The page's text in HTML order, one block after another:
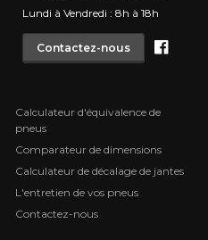
Lundi à Vendredi : 8h à 18h
Contactez-nous
Calculateur d'équivalence de
pneus
Comparateur de dimensions
Calculateur de décalage de jantes
L'entretien de vos pneus
Contactez-nous